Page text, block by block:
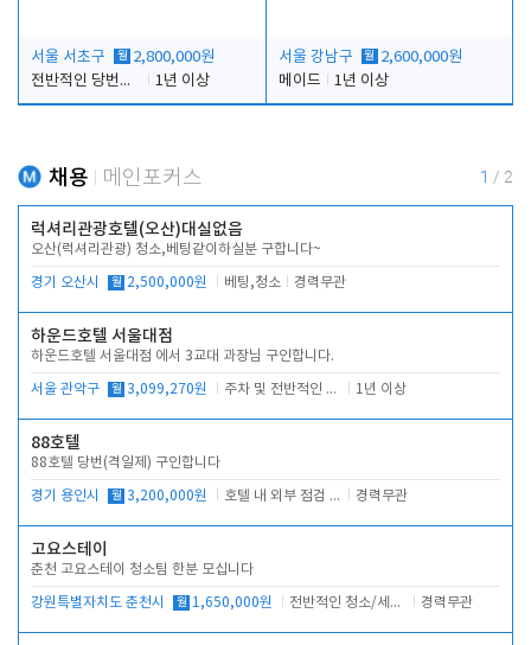
서울 서초구 월 2,800,000원
전반적인 당번업무
1년 이상
서울 강남구 월 2,600,000원
메이드
1년 이상
채용 메인포커스 1 / 2
럭셔리관광호텔(오산)대실없음
오산(럭셔리관광) 청소,베팅같이하실분 구합니다~
경기 오산시 월 2,500,000원 베팅,청소 경력무관
하운드호텔 서울대점
하운드호텔 서울대점 에서 3교대 과장님 구인합니다.
서울 관악구 월 3,099,270원 주차 및 전반적인 당번업무 1년 이상
88호텔
88호텔 당번(격일제) 구인합니다
경기 용인시 월 3,200,000원 호텔 내 외부 점검 및 프런트 운영 경력무관
고요스테이
춘천 고요스테이 청소팀 한분 모십니다
강원특별자치도 춘천시 월 1,650,000원 전반적인 청소/세탁업무 경력무관